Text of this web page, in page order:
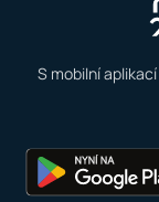
S mobilní